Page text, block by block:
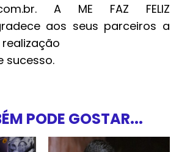
A ME FAZ FELIZ
aos seus parceiros a
sucesso.
PODE GOSTAR...